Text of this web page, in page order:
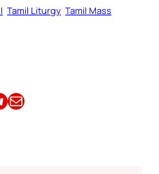
Tamil Liturgy Tamil Mass
Email this Article